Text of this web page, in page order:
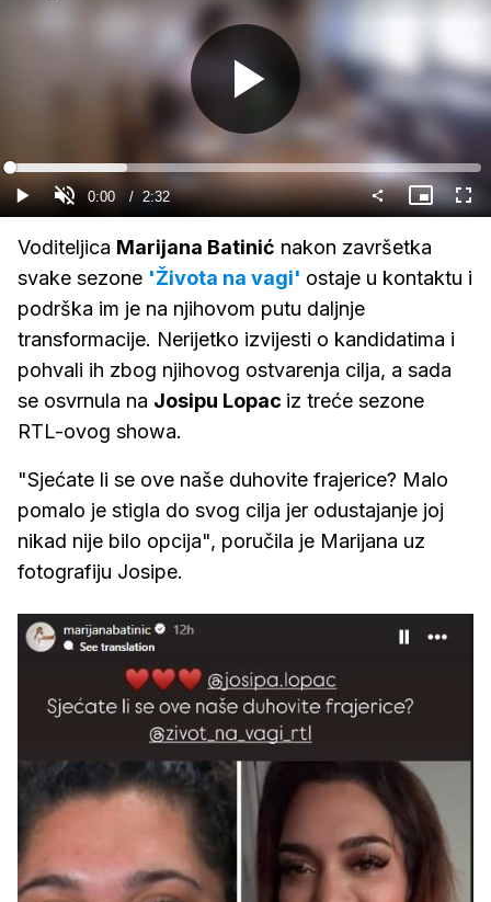
Gledaj
GledajUpali
zvuk
Current
Time
0:00 / Duration
2:32
Loaded:
24.88%
Slika
u
Voditeljica Marijana Batinić nakon završetka
svake sezone 'Života na vagi' ostaje u kontaktu i
podrška im je na njihovom putu daljnje
transformacije. Nerijetko izvijesti o kandidatima i
pohvali ih zbog njihovog ostvarenja cilja, a sada
se osvrnula na Josipu Lopac iz treće sezone
RTL-ovog showa.
"Sjećate li se ove naše duhovite frajerice? Malo
pomalo je stigla do svog cilja jer odustajanje joj
nikad nije bilo opcija", poručila je Marijana uz
fotografiju Josipe.